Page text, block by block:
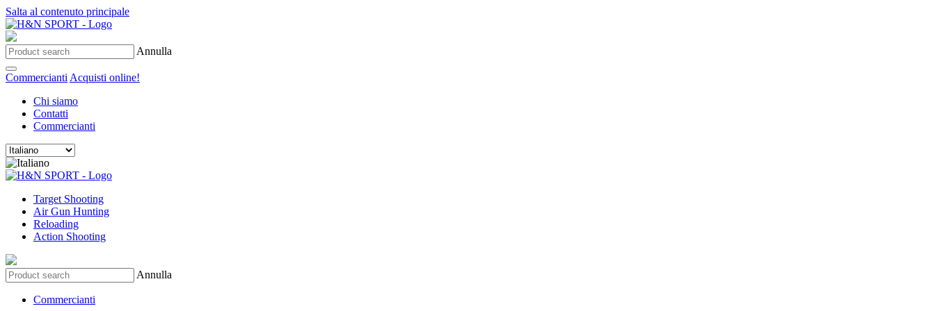
Salta al contenuto principale
Annulla
Commercianti Acquisti online!
Chi siamo
Contatti
Commercianti
Target Shooting
Air Gun Hunting
Reloading
Action Shooting
Annulla
Commercianti